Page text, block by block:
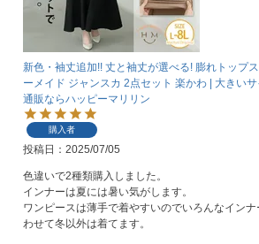
新色・袖丈追加!! 丈と袖丈が選べる! 膨れトップ
ーメイド ジャンスカ 2点セット 楽かわ | 大きい
通販ならハッピーマリリン
購入者
投稿日 2025/07/05
色違いで2種類購入しました。
インナーは夏には暑い気がします。
ワンピースは薄手で着やすいのでいろんなインナ
わせて冬以外は着てます。